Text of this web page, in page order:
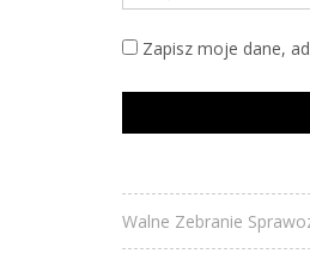
Zapisz moje dane,
Walne Zebranie